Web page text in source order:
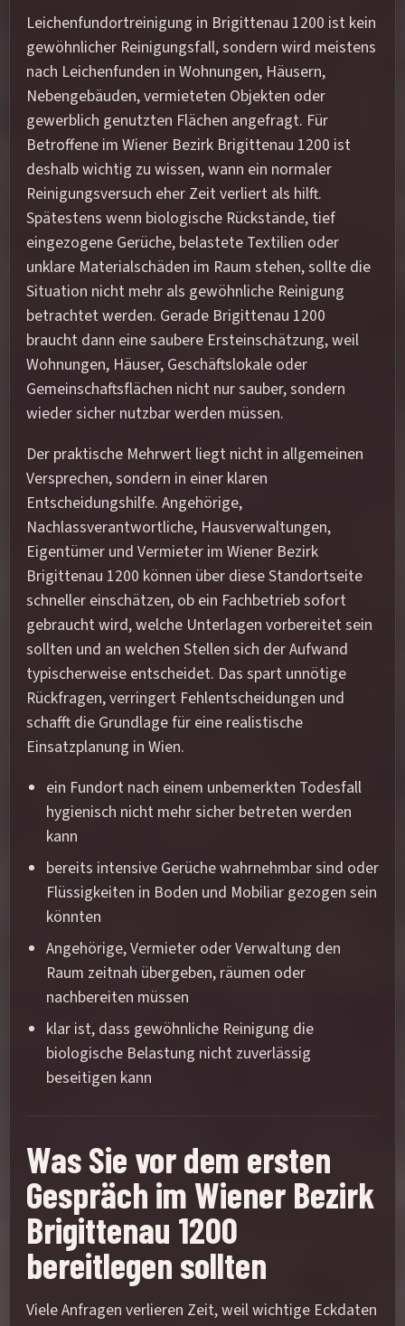
Leichenfundortreinigung in Brigittenau 1200 ist kein
gewöhnlicher Reinigungsfall, sondern wird meistens
nach Leichenfunden in Wohnungen, Häusern,
Nebengebäuden, vermieteten Objekten oder
gewerblich genutzten Flächen angefragt. Für
Betroffene im Wiener Bezirk Brigittenau 1200 ist
deshalb wichtig zu wissen, wann ein normaler
Reinigungsversuch eher Zeit verliert als hilft.
Spätestens wenn biologische Rückstände, tief
eingezogene Gerüche, belastete Textilien oder
unklare Materialschäden im Raum stehen, sollte die
Situation nicht mehr als gewöhnliche Reinigung
betrachtet werden. Gerade Brigittenau 1200
braucht dann eine saubere Ersteinschätzung, weil
Wohnungen, Häuser, Geschäftslokale oder
Gemeinschaftsflächen nicht nur sauber, sondern
wieder sicher nutzbar werden müssen.
Der praktische Mehrwert liegt nicht in allgemeinen
Versprechen, sondern in einer klaren
Entscheidungshilfe. Angehörige,
Nachlassverantwortliche, Hausverwaltungen,
Eigentümer und Vermieter im Wiener Bezirk
Brigittenau 1200 können über diese Standortseite
schneller einschätzen, ob ein Fachbetrieb sofort
gebraucht wird, welche Unterlagen vorbereitet sein
sollten und an welchen Stellen sich der Aufwand
typischerweise entscheidet. Das spart unnötige
Rückfragen, verringert Fehlentscheidungen und
schafft die Grundlage für eine realistische
Einsatzplanung in Wien.
ein Fundort nach einem unbemerkten Todesfall
hygienisch nicht mehr sicher betreten werden
kann
bereits intensive Gerüche wahrnehmbar sind oder
Flüssigkeiten in Boden und Mobiliar gezogen sein
könnten
Angehörige, Vermieter oder Verwaltung den
Raum zeitnah übergeben, räumen oder
nachbereiten müssen
klar ist, dass gewöhnliche Reinigung die
biologische Belastung nicht zuverlässig
beseitigen kann
Was Sie vor dem ersten
Gespräch im Wiener Bezirk
Brigittenau 1200
bereitlegen sollten
Viele Anfragen verlieren Zeit, weil wichtige Eckdaten